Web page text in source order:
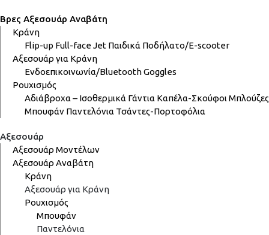
Βρες Αξεσουάρ Αναβάτη
Κράνη
Flip-up Full-faceJet Παιδικά Ποδήλατο/E-scooter
Αξεσουάρ για Κράνη
Ενδοεπικοινωνία/BluetoothGoggles
Ρουχισμός
Αδιάβροχα – Ισοθερμικά Γάντια Καπέλα-Σκούφοι Μπλούζες
Μπουφάν Παντελόνια Τσάντες-Πορτοφόλια
Αξεσουάρ
Αξεσουάρ Μοντέλων
Αξεσουάρ Αναβάτη
Κράνη
Αξεσουάρ για Κράνη
Ρουχισμός
Μπουφάν
Παντελόνια